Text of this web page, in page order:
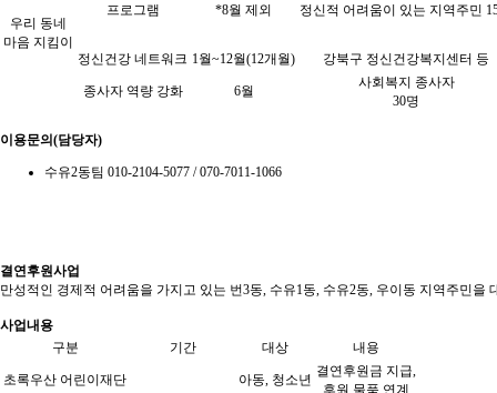
우리 동네
마음 지킴이
프로그램
*8월 제외
정신적 어려움이 있는 지역주민
정신건강 네트워크 1월~12월(12개월) 강북구 정신건강복지센터 등
종사자 역량 강화 6월
사회복지 종사자
30명
이용문의(담당자)
수유2동팀 010-2104-5077 / 070-7011-1066
결연후원사업
만성적인 경제적 어려움을 가지고 있는 번3동, 수유1동, 수유2동, 우이동 지역주민
사업내용
구분
기간 대상 내용
초록우산 어린이재단 아동, 청소년
결연후원금 지급,
후원 물품 연계